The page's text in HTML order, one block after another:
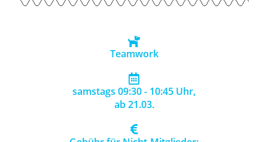
Teamwork
samstags 09:30 - 10:45 Uhr,
ab 21.03.